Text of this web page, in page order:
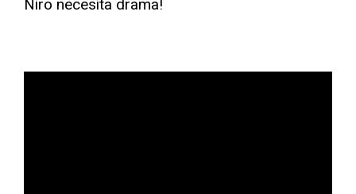
Niro necesita drama!